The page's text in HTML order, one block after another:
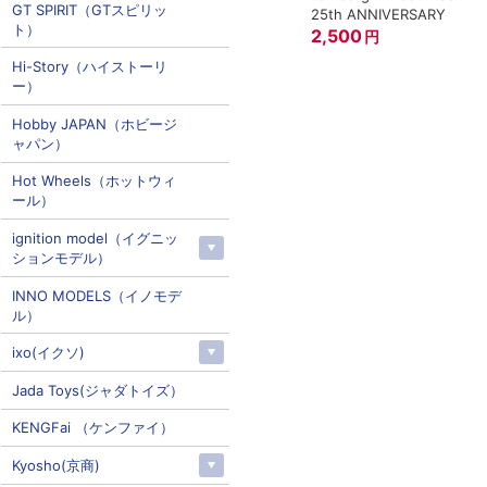
25th ANNIVERSARY
2,500 円
GT SPIRIT（GTスピリッ
ト）
Hi-Story（ハイストーリ
ー）
Hobby JAPAN（ホビージ
ャパン）
Hot Wheels（ホットウィ
ール）
ignition model（イグニッ
ションモデル）
INNO MODELS（イノモデ
ル）
ixo(イクソ)
Jada Toys(ジャダトイズ）
KENGFai （ケンファイ）
Kyosho(京商)